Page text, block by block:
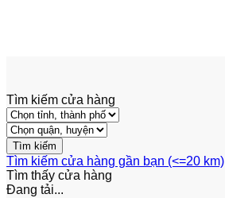
Tìm kiếm cửa hàng
Tìm kiếm cửa hàng gần bạn (<=20 km)
Tìm thấy cửa hàng
Đang tải...